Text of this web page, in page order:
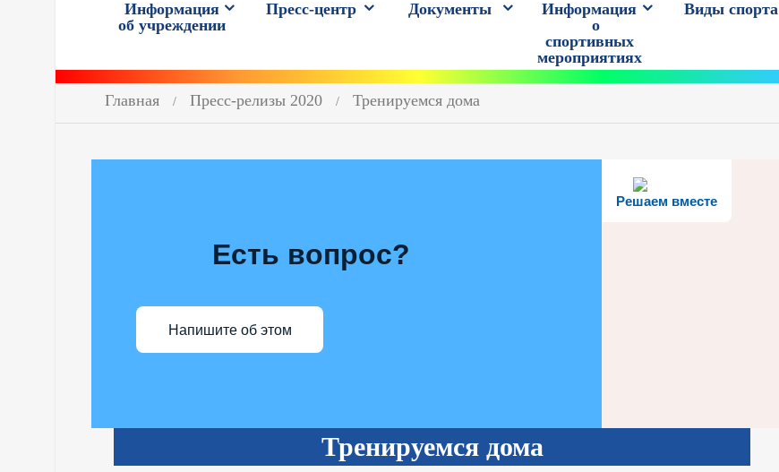
Информация
об учреждении
Пресс-центр Документы
Информация
о
спортивных
мероприятиях
Виды спорта
Главная Пресс-релизы 2020 Тренируемся дома
Решаем вместе
Есть вопрос?
Напишите об этом
Тренируемся дома